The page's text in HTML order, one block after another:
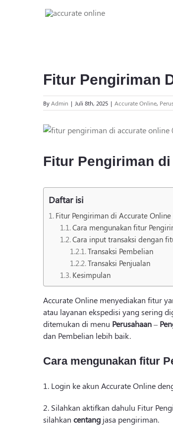
Fitur Pengiriman
ByAdmin | Juli 8th, 2025 | Accurate Online,
View
Fitur Pengiriman
Daftar isi
Fitur Pengiriman di Accurate Online
Cara mengunakan fitur
Cara input transaksi dengan
Transaksi Pembelian
Transaksi Penjualan
Kesimpulan
Accurate Online menyediakan fitur
atau layanan ekspedisi yang sering
ditemukan di menu Perusahaan–
dan Pembelian lebih baik.
Cara mengunakan fitur
1. Login ke akun Accurate Online
2. Silahkan aktifkan dahulu Fitur
silahkan centang jasa pengiriman.